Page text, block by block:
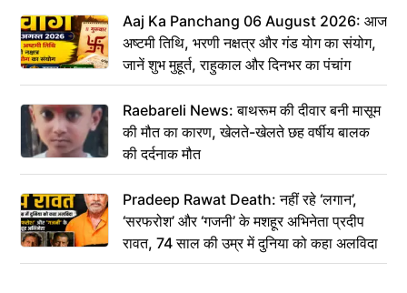
Aaj Ka Panchang 06 August 2026: आज
अष्टमी तिथि, भरणी नक्षत्र और गंड योग का संयोग,
जानें शुभ मुहूर्त, राहुकाल और दिनभर का पंचांग
Raebareli News: बाथरूम की दीवार बनी मासूम
की मौत का कारण, खेलते-खेलते छह वर्षीय बालक
की दर्दनाक मौत
Pradeep Rawat Death: नहीं रहे ‘लगान’,
‘सरफरोश’ और ‘गजनी’ के मशहूर अभिनेता प्रदीप
रावत, 74 साल की उम्र में दुनिया को कहा अलविदा